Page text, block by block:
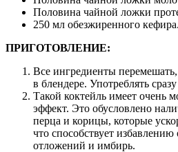
Половина чайной ложки
250 мл обезжиренного кефира.
ПРИГОТОВЛЕНИЕ:
Все ингредиенты перемешать,
в блендере. Употреблять
Такой коктейль имеет очень
эффект. Это обусловлено
перца и корицы, которые
что способствует
отложений и имбирь.